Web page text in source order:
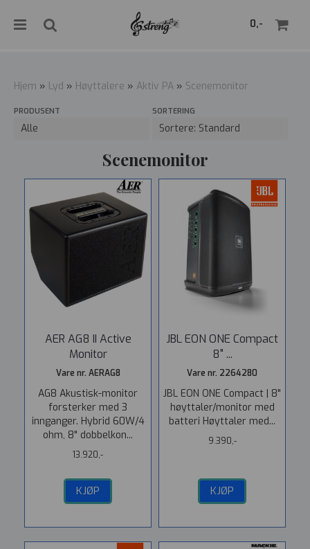
0,-
Hjem » Lyd » Høyttalere » Aktiv PA » Scenemonitor
PRODUSENT SORTERING
Scenemonitor
AER AG8 II Active
Monitor
Vare nr. AERAG8
AG8 Akustisk-monitor
forsterker med 3
innganger. Hybrid 60W/4
ohm, 8" dobbelkon...
13.920,-
KJØP
JBL EON ONE Compact
8" ...
Vare nr. 2264280
JBL EON ONE Compact | 8"
høyttaler/monitor med
batteri Høyttaler med...
9.390,-
KJØP